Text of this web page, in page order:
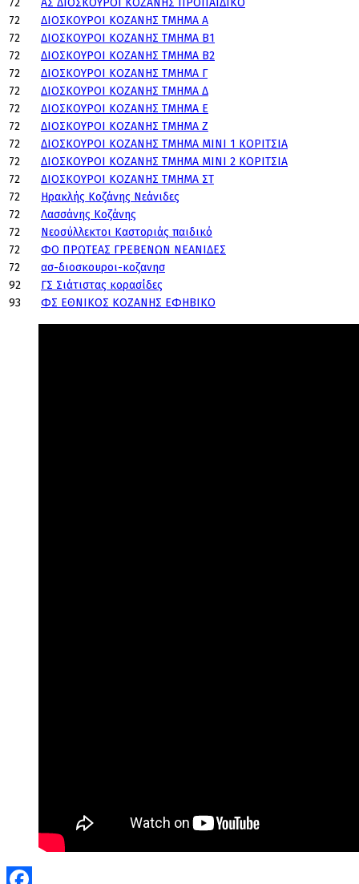
72
ΑΣ ΔΙΟΣΚΟΥΡΟΙ ΚΟΖΑΝΗΣ ΠΡΟΠΑΙΔΙΚΟ
72
ΔΙΟΣΚΟΥΡΟΙ ΚΟΖΑΝΗΣ ΤΜΗΜΑ Α
72
ΔΙΟΣΚΟΥΡΟΙ ΚΟΖΑΝΗΣ ΤΜΗΜΑ Β1
72
ΔΙΟΣΚΟΥΡΟΙ ΚΟΖΑΝΗΣ ΤΜΗΜΑ Β2
72
ΔΙΟΣΚΟΥΡΟΙ ΚΟΖΑΝΗΣ ΤΜΗΜΑ Γ
72
ΔΙΟΣΚΟΥΡΟΙ ΚΟΖΑΝΗΣ ΤΜΗΜΑ Δ
72
ΔΙΟΣΚΟΥΡΟΙ ΚΟΖΑΝΗΣ ΤΜΗΜΑ Ε
72
ΔΙΟΣΚΟΥΡΟΙ ΚΟΖΑΝΗΣ ΤΜΗΜΑ Ζ
72
ΔΙΟΣΚΟΥΡΟΙ ΚΟΖΑΝΗΣ ΤΜΗΜΑ ΜΙΝΙ 1 ΚΟΡΙΤΣΙΑ
72
ΔΙΟΣΚΟΥΡΟΙ ΚΟΖΑΝΗΣ ΤΜΗΜΑ ΜΙΝΙ 2 ΚΟΡΙΤΣΙΑ
72
ΔΙΟΣΚΟΥΡΟΙ ΚΟΖΑΝΗΣ ΤΜΗΜΑ ΣΤ
72
Ηρακλής Κοζάνης Νεάνιδες
72
Λασσάνης Κοζάνης
72
Νεοσύλλεκτοι Καστοριάς παιδικό
72
ΦΟ ΠΡΩΤΕΑΣ ΓΡΕΒΕΝΩΝ ΝΕΑΝΙΔΕΣ
72
ασ-διοσκουροι-κοζανησ
92
ΓΣ Σιάτιστας κορασίδες
93
ΦΣ ΕΘΝΙΚΟΣ ΚΟΖΑΝΗΣ ΕΦΗΒΙΚΟ